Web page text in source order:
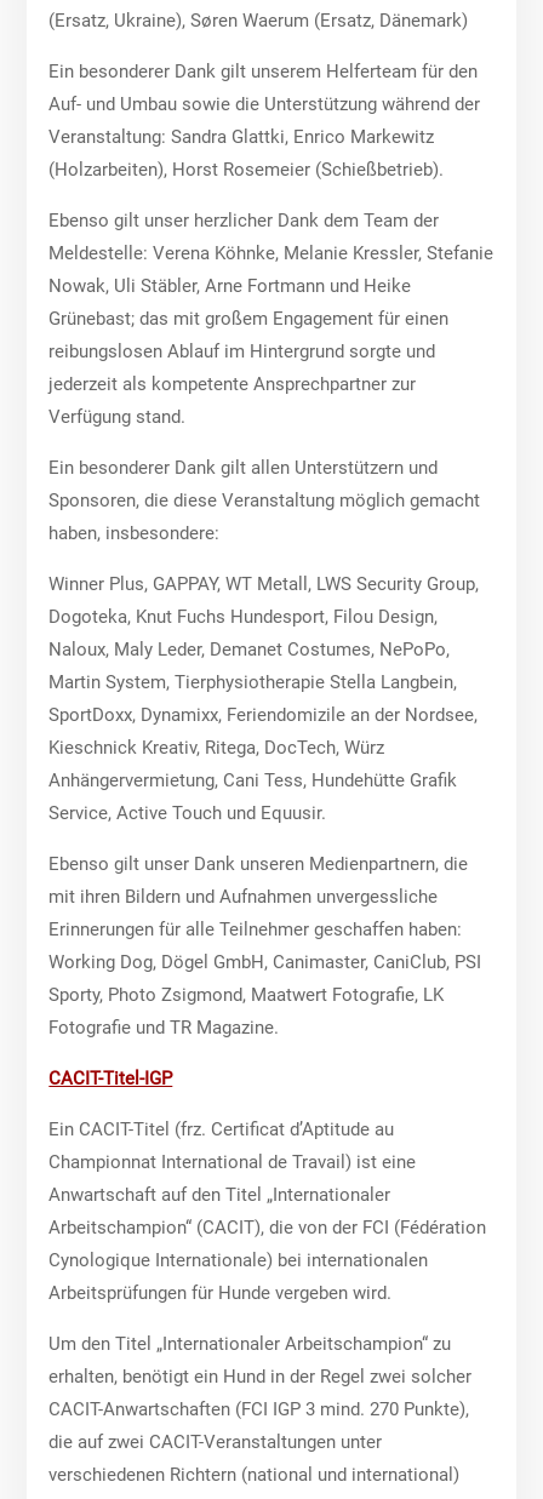
(Ersatz, Ukraine), Søren Waerum (Ersatz, Dänemark)
Ein besonderer Dank gilt unserem Helferteam für den
Auf- und Umbau sowie die Unterstützung während der
Veranstaltung: Sandra Glattki, Enrico Markewitz
(Holzarbeiten), Horst Rosemeier (Schießbetrieb).
Ebenso gilt unser herzlicher Dank dem Team der
Meldestelle: Verena Köhnke, Melanie Kressler, Stefanie
Nowak, Uli Stäbler, Arne Fortmann und Heike
Grünebast; das mit großem Engagement für einen
reibungslosen Ablauf im Hintergrund sorgte und
jederzeit als kompetente Ansprechpartner zur
Verfügung stand.
Ein besonderer Dank gilt allen Unterstützern und
Sponsoren, die diese Veranstaltung möglich gemacht
haben, insbesondere:
Winner Plus, GAPPAY, WT Metall, LWS Security Group,
Dogoteka, Knut Fuchs Hundesport, Filou Design,
Naloux, Maly Leder, Demanet Costumes, NePoPo,
Martin System, Tierphysiotherapie Stella Langbein,
SportDoxx, Dynamixx, Feriendomizile an der Nordsee,
Kieschnick Kreativ, Ritega, DocTech, Würz
Anhängervermietung, Cani Tess, Hundehütte Grafik
Service, Active Touch und Equusir.
Ebenso gilt unser Dank unseren Medienpartnern, die
mit ihren Bildern und Aufnahmen unvergessliche
Erinnerungen für alle Teilnehmer geschaffen haben:
Working Dog, Dögel GmbH, Canimaster, CaniClub, PSI
Sporty, Photo Zsigmond, Maatwert Fotografie, LK
Fotografie und TR Magazine.
CACIT-Titel-IGP
Ein CACIT-Titel (frz. Certificat d’Aptitude au
Championnat International de Travail) ist eine
Anwartschaft auf den Titel „Internationaler
Arbeitschampion“ (CACIT), die von der FCI (Fédération
Cynologique Internationale) bei internationalen
Arbeitsprüfungen für Hunde vergeben wird.
Um den Titel „Internationaler Arbeitschampion“ zu
erhalten, benötigt ein Hund in der Regel zwei solcher
CACIT-Anwartschaften (FCI IGP 3 mind. 270 Punkte),
die auf zwei CACIT-Veranstaltungen unter
verschiedenen Richtern (national und international)